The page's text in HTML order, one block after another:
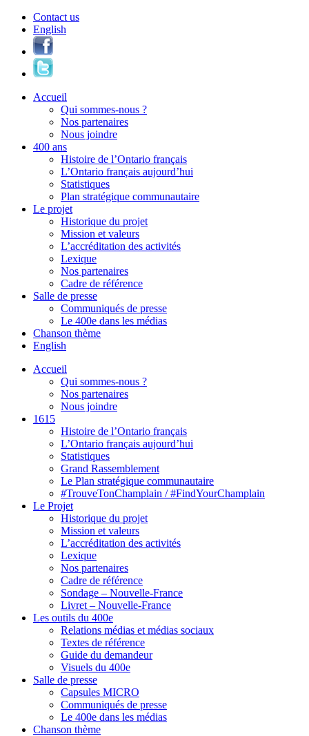
Contact us
English
Accueil
Qui sommes-nous ?
Nos partenaires
Nous joindre
400 ans
Histoire de l’Ontario français
L’Ontario français aujourd’hui
Statistiques
Plan stratégique communautaire
Le projet
Historique du projet
Mission et valeurs
L’accréditation des activités
Lexique
Nos partenaires
Cadre de référence
Salle de presse
Communiqués de presse
Le 400e dans les médias
Chanson thème
English
Accueil
Qui sommes-nous ?
Nos partenaires
Nous joindre
1615
Histoire de l’Ontario français
L’Ontario français aujourd’hui
Statistiques
Grand Rassemblement
Le Plan stratégique communautaire
#TrouveTonChamplain / #FindYourChamplain
Le Projet
Historique du projet
Mission et valeurs
L’accréditation des activités
Lexique
Nos partenaires
Cadre de référence
Sondage – Nouvelle-France
Livret – Nouvelle-France
Les outils du 400e
Relations médias et médias sociaux
Textes de référence
Guide du demandeur
Visuels du 400e
Salle de presse
Capsules MICRO
Communiqués de presse
Le 400e dans les médias
Chanson thème